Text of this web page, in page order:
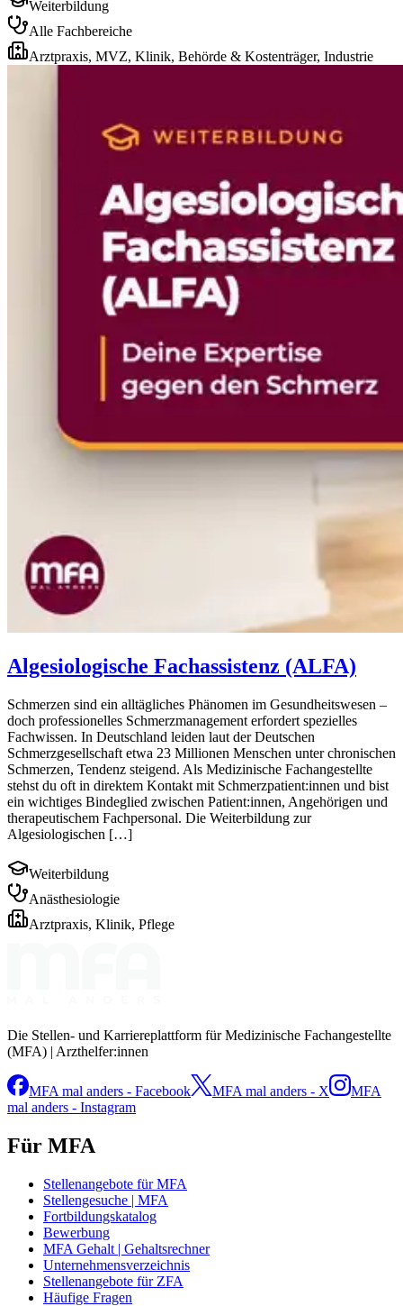
Weiterbildung
Alle Fachbereiche
Arztpraxis, MVZ, Klinik, Behörde & Kostenträger, Industrie
Algesiologische Fachassistenz (ALFA)
Schmerzen sind ein alltägliches Phänomen im Gesundheitswesen –
doch professionelles Schmerzmanagement erfordert spezielles
Fachwissen. In Deutschland leiden laut der Deutschen
Schmerzgesellschaft etwa 23 Millionen Menschen unter chronischen
Schmerzen, Tendenz steigend. Als Medizinische Fachangestellte
stehst du oft in direktem Kontakt mit Schmerzpatient:innen und bist
ein wichtiges Bindeglied zwischen Patient:innen, Angehörigen und
therapeutischem Fachpersonal. Die Weiterbildung zur
Algesiologischen […]
Weiterbildung
Anästhesiologie
Arztpraxis, Klinik, Pflege
Die Stellen- und Karriereplattform für Medizinische Fachangestellte
(MFA) | Arzthelfer:innen
MFA mal anders - Facebook MFA mal anders - X
MFA
mal anders - Instagram
Für MFA
Stellenangebote für MFA
Stellengesuche | MFA
Fortbildungskatalog
Bewerbung
MFA Gehalt | Gehaltsrechner
Unternehmensverzeichnis
Stellenangebote für ZFA
Häufige Fragen